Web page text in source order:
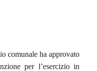
comunale ha approvato
per l’esercizio in